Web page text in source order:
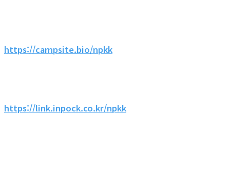
https://campsite.bio/npkk
https://link.inpock.co.kr/npkk